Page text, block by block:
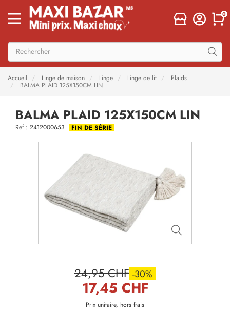
0
Accueil Linge de maison Linge Linge de lit
Plaids
BALMA PLAID 125X150CM LIN
BALMA PLAID 125X150CM LIN
Ref : 2412000653 FIN DE SÉRIE
24,95 CHF -30%
17,45 CHF
Prix unitaire, hors frais